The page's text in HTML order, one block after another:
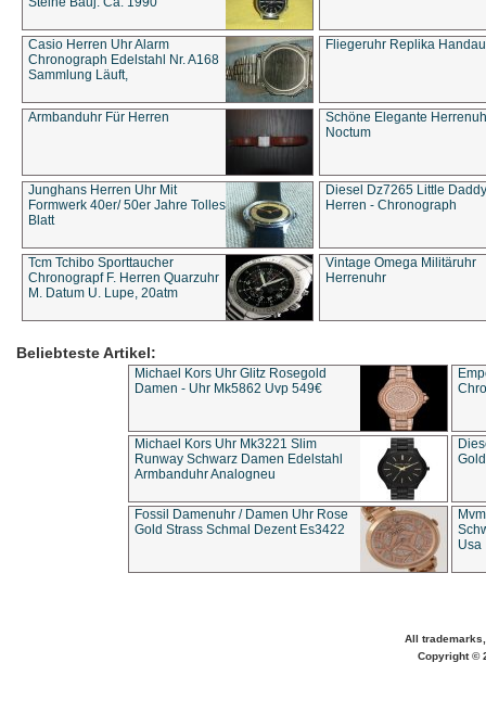
Casio Herren Uhr Alarm
Chronograph Edelstahl Nr. A168
Sammlung Läuft,
Fliegeruhr Replika
Armbanduhr Für Herren
Schöne Elegante
Noctum
Junghans Herren Uhr Mit
Formwerk 40er/ 50er Jahre Tolles
Blatt
Diesel Dz7265 Little Daddy
Herren - Chronograph
Tcm Tchibo Sporttaucher
Chronograpf F. Herren Quarzuhr
M. Datum U. Lupe, 20atm
Vintage Omega Militäruhr
Herrenuhr
Beliebteste Artikel:
Michael Kors Uhr Glitz Rosegold
Damen - Uhr Mk5862 Uvp 549€
Michael Kors Uhr Mk3221 Slim
Runway Schwarz Damen Edelstahl
Armbanduhr Analogneu
Fossil Damenuhr / Damen Uhr Rose
Gold Strass Schmal Dezent Es3422
Usa
All
Copyright ©